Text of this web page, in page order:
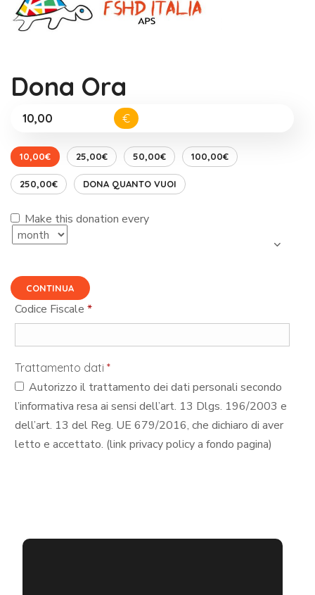
Dona Ora
€
10,00€ 25,00€ 50,00€ 100,00€
250,00€ DONA QUANTO VUOI
Make this donation every
CONTINUA
Codice Fiscale*
Trattamento dati*
Autorizzo il trattamento dei dati personali secondo
l’informativa resa ai sensi dell’art. 13 Dlgs. 196/2003 e
dell’art. 13 del Reg. UE 679/2016, che dichiaro di aver
letto e accettato. (link privacy policy a fondo pagina)